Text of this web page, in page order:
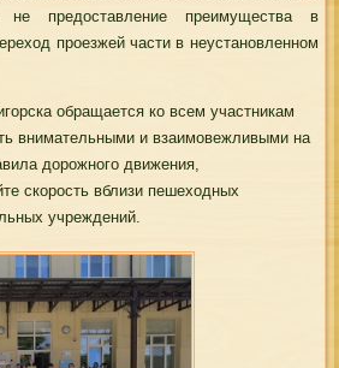
не предоставление преимущества в
проезжей части в неустановленном
обращается ко всем участникам
внимательными и взаимовежливыми на
дорожного движения,
скорость вблизи пешеходных
учреждений.